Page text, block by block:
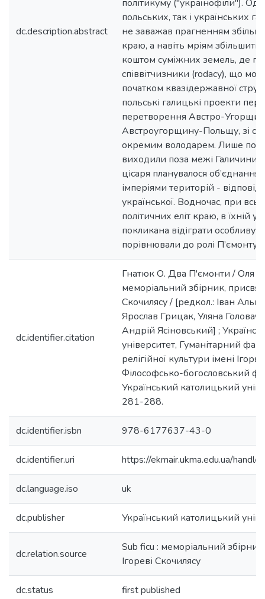
dc.description.abstract
політикуму ("українофіли").
польських, так і українських
не заважав прагненням
краю, а навіть мріям
коштом суміжних земель, де
співвітчизники (rodacy), що
початком квазідержавної
польські галицькі проекти
перетворення Австро-
Австроугорщину-Польщу, зі
окремим володарем. Лише
виходили поза межі Галичини:
цісаря планувалося
імперіями територій -
української. Водночас, при
політичних еліт краю, в їхній
покликана відіграти особливу
порівнювали до ролі П’ємонту в
dc.identifier.citation
Гнатюк О. Два П'ємонти / Оля
меморіальний збірник,
Скочилясу / [редкол.: Іван
Ярослав Грицак, Уляна
Андрій Ясіновський] ;
університет, Гуманітарний
релігійної культури імені Ігоря
Філософсько-богословський
Український католицький
281-288.
dc.identifier.isbn 978-6177637-43-0
dc.identifier.uri https://ekmair.ukma.edu.ua/
dc.language.iso uk
dc.publisher Український католицький
dc.relation.source
Sub ficu : меморіальний
Ігореві Скочилясу
dc.status first published